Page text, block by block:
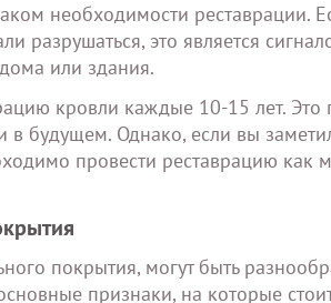
необходимости реставрации.
разрушаться, это является
или здания.
кровли каждые 10-15 лет. Это
в будущем. Однако, если вы
провести реставрацию как
покрытия, могут быть
признаки, на которые